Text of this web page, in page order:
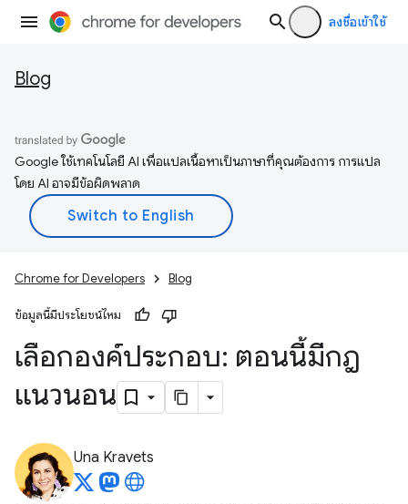
ลงชื่อเข้าใช้
Blog
Google ใช้เทคโนโลยี AI เพื่อแปลเนื้อหาเป็นภาษาที่คุณต้องการ การแปล
โดย AI อาจมีข้อผิดพลาด
Chrome for Developers Blog
ข้อมูลนี้มีประโยชน์ไหม
เลือกองค์ประกอบ: ตอนนี้มีกฎ
แนวนอน
Una Kravets